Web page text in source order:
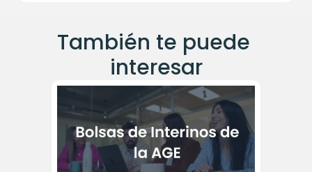
También te puede
interesar